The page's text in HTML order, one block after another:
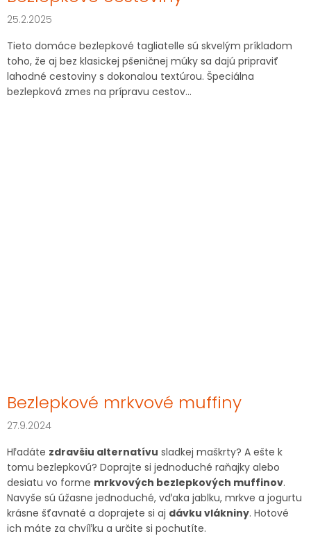
25.2.2025
Tieto domáce bezlepkové tagliatelle sú skvelým príkladom
toho, že aj bez klasickej pšeničnej múky sa dajú pripraviť
lahodné cestoviny s dokonalou textúrou. Špeciálna
bezlepková zmes na prípravu cestov...
Bezlepkové mrkvové muffiny
27.9.2024
Hľadáte zdravšiu alternatívu sladkej maškrty? A ešte k
tomu bezlepkovú? Doprajte si jednoduché raňajky alebo
desiatu vo forme mrkvových bezlepkových muffinov.
Navyše sú úžasne jednoduché, vďaka jablku, mrkve a jogurtu
krásne šťavnaté a doprajete si aj dávku vlákniny. Hotové
ich máte za chvíľku a určite si pochutíte.